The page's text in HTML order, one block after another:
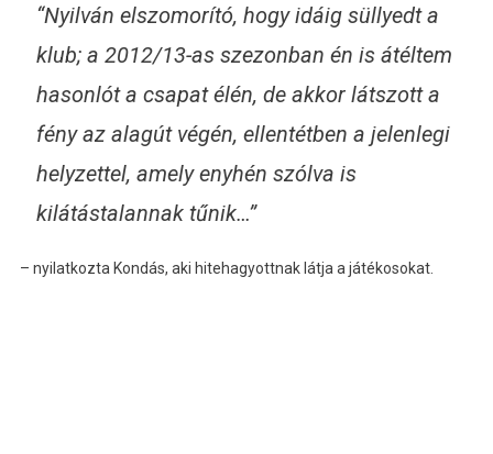
“Nyilván elszomorító, hogy idáig süllyedt a
klub; a 2012/13-as szezonban én is átéltem
hasonlót a csapat élén, de akkor látszott a
fény az alagút végén, ellentétben a jelenlegi
helyzettel, amely enyhén szólva is
kilátástalannak tűnik…”
– nyilatkozta Kondás, aki hitehagyottnak látja a játékosokat.